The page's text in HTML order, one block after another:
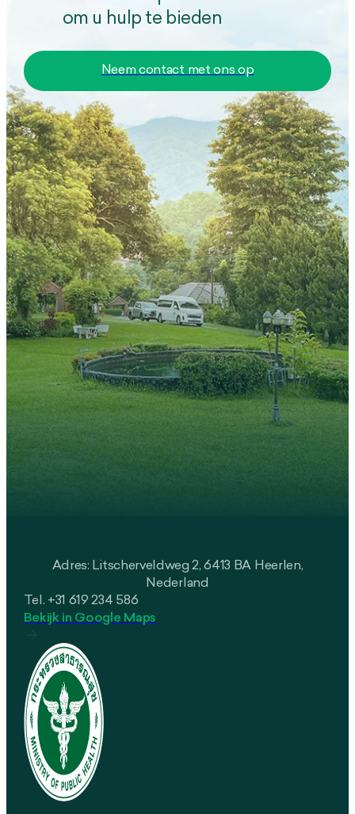
om u hulp te bieden
Neem contact met ons op
Adres: Litscherveldweg 2, 6413 BA Heerlen,
Nederland
Tel. +31 619 234 586
Bekijk in Google Maps